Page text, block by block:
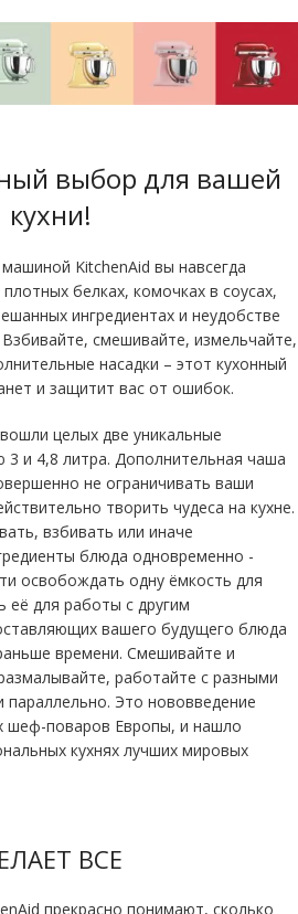
выбор для вашей
кухни!
KitchenAid вы навсегда
белках, комочках в соусах,
ингредиентах и неудобстве
смешивайте, измельчайте,
насадки – этот кухонный
и защитит вас от ошибок.
целых две уникальные
и 4,8 литра. Дополнительная чаша
не ограничивать ваши
творить чудеса на кухне.
взбивать или иначе
блюда одновременно -
освобождать одну ёмкость для
её для работы с другим
вашего будущего блюда
времени. Смешивайте и
работайте с разными
Это нововведение
шеф-поваров Европы, и нашло
кухнях лучших мировых
ВСЕ
прекрасно понимают, сколько